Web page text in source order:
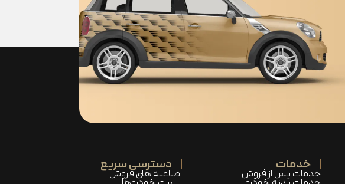
خدمات
خدمات پس از فروش دسترسی سریع
اطلاعیه های فروش